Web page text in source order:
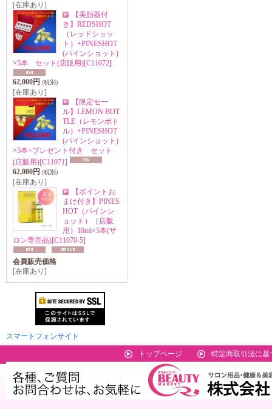
[在庫あり]
【美顔器付
き】REDSHOT
（レッドショッ
ト）+PINESHOT
(パインショット)
×5本 セット(店販用)[C11072]
62,000円 (税別)
[在庫あり]
【限定セー
ル】LEMON BOT
TLE（レモンボト
ル）+PINESHOT
(パインショット)
×5本+プレゼント付き セット
(店販用)[C11071]
62,000円 (税別)
[在庫あり]
【ポイントお
まけ付き】PINES
HOT（パインシ
ョット）（店販
用）10ml×5本(サ
ロン専売品)[C11070-5]
会員販売価格
[在庫あり]
スマートフォンサイト
特定商取引法に基
トップページ